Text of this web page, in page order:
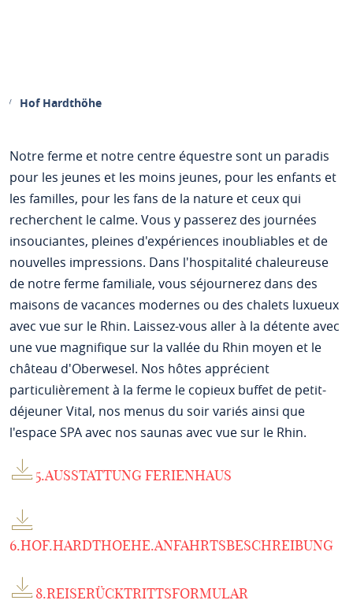
Hof Hardthöhe
Notre ferme et notre centre équestre sont un paradis
pour les jeunes et les moins jeunes, pour les enfants et
les familles, pour les fans de la nature et ceux qui
recherchent le calme. Vous y passerez des journées
insouciantes, pleines d'expériences inoubliables et de
nouvelles impressions. Dans l'hospitalité chaleureuse
de notre ferme familiale, vous séjournerez dans des
maisons de vacances modernes ou des chalets luxueux
avec vue sur le Rhin. Laissez-vous aller à la détente avec
une vue magnifique sur la vallée du Rhin moyen et le
château d'Oberwesel. Nos hôtes apprécient
particulièrement à la ferme le copieux buffet de petit-
déjeuner Vital, nos menus du soir variés ainsi que
l'espace SPA avec nos saunas avec vue sur le Rhin.
5.AUSSTATTUNG FERIENHAUS
6.HOF.HARDTHOEHE.ANFAHRTSBESCHREIBUNG
8.REISERÜCKTRITTSFORMULAR